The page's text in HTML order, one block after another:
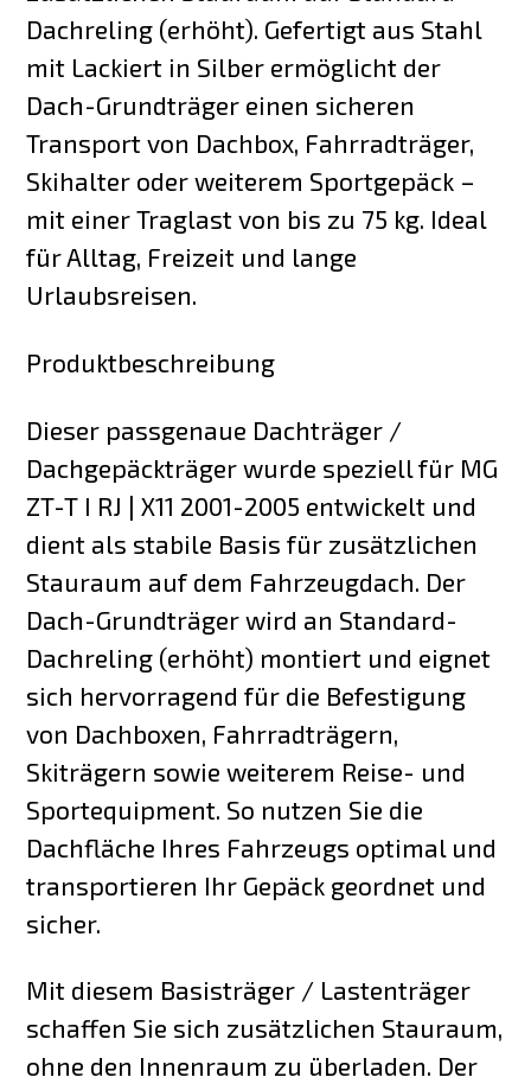
Dachreling (erhöht). Gefertigt aus Stahl
mit Lackiert in Silber ermöglicht der
Dach-Grundträger einen sicheren
Transport von Dachbox, Fahrradträger,
Skihalter oder weiterem Sportgepäck –
mit einer Traglast von bis zu 75 kg. Ideal
für Alltag, Freizeit und lange
Urlaubsreisen.
Produktbeschreibung
Dieser passgenaue Dachträger /
Dachgepäckträger wurde speziell für MG
ZT-T I RJ | X11 2001-2005 entwickelt und
dient als stabile Basis für zusätzlichen
Stauraum auf dem Fahrzeugdach. Der
Dach-Grundträger wird an Standard-
Dachreling (erhöht) montiert und eignet
sich hervorragend für die Befestigung
von Dachboxen, Fahrradträgern,
Skiträgern sowie weiterem Reise- und
Sportequipment. So nutzen Sie die
Dachfläche Ihres Fahrzeugs optimal und
transportieren Ihr Gepäck geordnet und
sicher.
Mit diesem Basisträger / Lastenträger
schaffen Sie sich zusätzlichen Stauraum,
ohne den Innenraum zu überladen. Der